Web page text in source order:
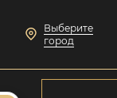
Выберите
город